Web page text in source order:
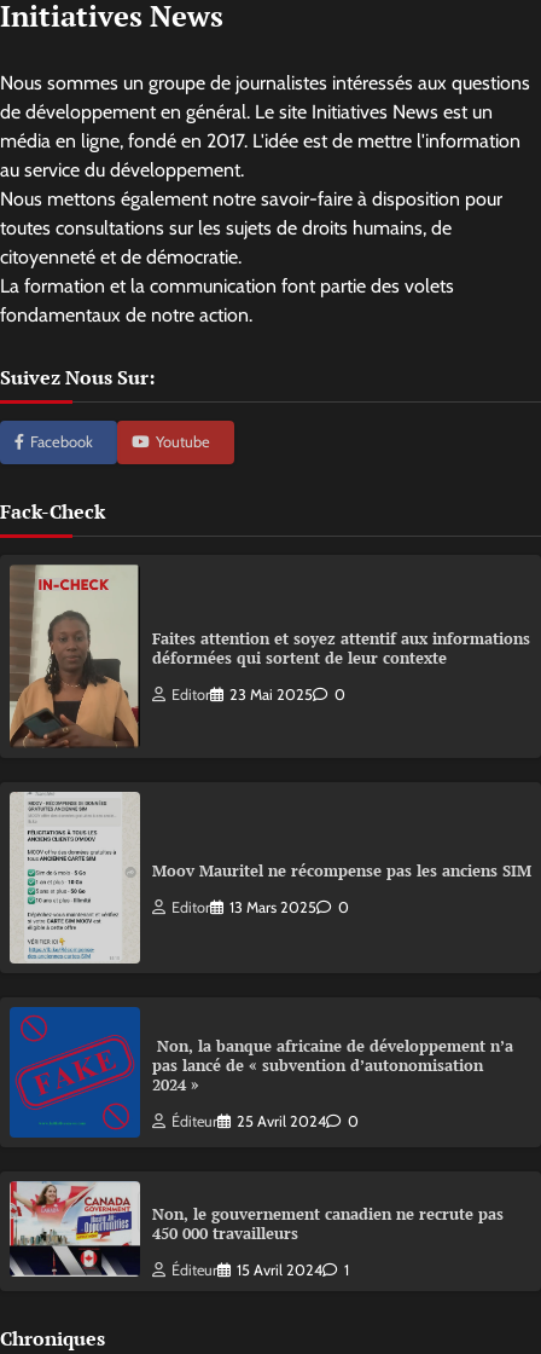
Initiatives News
Nous sommes un groupe de journalistes intéressés aux questions
de développement en général. Le site Initiatives News est un
média en ligne, fondé en 2017. L'idée est de mettre l'information
au service du développement.
Nous mettons également notre savoir-faire à disposition pour
toutes consultations sur les sujets de droits humains, de
citoyenneté et de démocratie.
La formation et la communication font partie des volets
fondamentaux de notre action.
Suivez Nous Sur:
Facebook Youtube
Fack-Check
Faites attention et soyez attentif aux informations
déformées qui sortent de leur contexte
Editor 23 Mai 2025 0
Moov Mauritel ne récompense pas les anciens SIM
Editor 13 Mars 2025 0
Non, la banque africaine de développement n’a
pas lancé de « subvention d’autonomisation
2024 »
Éditeur 25 Avril 2024 0
Non, le gouvernement canadien ne recrute pas
450 000 travailleurs
Éditeur 15 Avril 2024 1
Chroniques